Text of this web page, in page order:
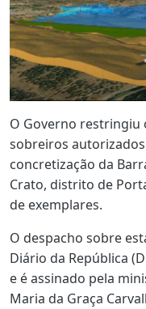
O Governo restringiu
sobreiros
concretização da
Crato, distrito de
de exemplares.
O despacho sobre
Diário da República
e é assinado pela
Maria da Graça